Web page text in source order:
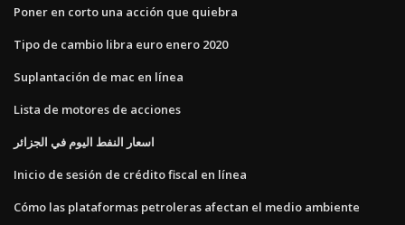
Poner en corto una acción que quiebra
Tipo de cambio libra euro enero 2020
Suplantación de mac en línea
Lista de motores de acciones
اسعار النفط اليوم في الجزائر
Inicio de sesión de crédito fiscal en línea
Cómo las plataformas petroleras afectan el medio ambiente